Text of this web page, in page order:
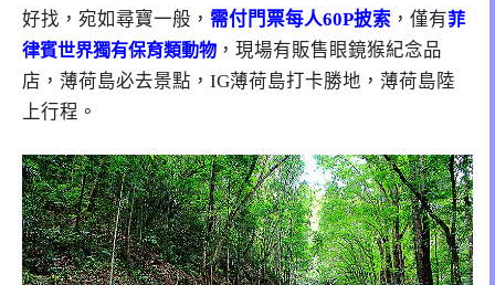
好找，宛如尋寶一般， 需付門票每人60P披索 ，僅有菲
律賓世界獨有保育類動物 ，現場有販售眼鏡猴紀念品
店，薄荷島必去景點，IG薄荷島打卡勝地，薄荷島陸
上行程。